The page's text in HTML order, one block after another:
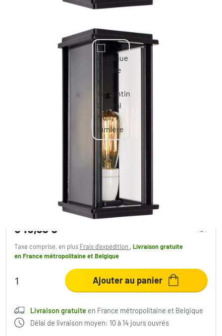
Applique murale KS Verlichting Capital
Noir, 1 lumière
345,68 €
Taxe comprise, en plus Frais d'expédition ,Livraison gratuite
en France métropolitaine et Belgique
Ajouter au panier
Livraison gratuite en France métropolitaine et Belgique
Délai de livraison moyen: 10 à 14 jours ouvrés